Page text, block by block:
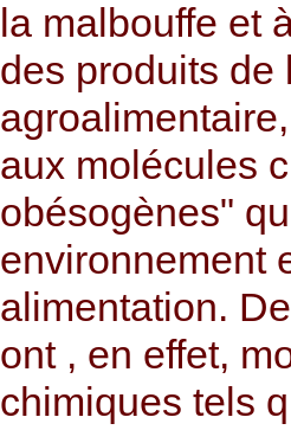
la malbouffe et
des produits de
aux molécules
obésogènes"
environnement
alimentation.
ont , en effet,
chimiques tels